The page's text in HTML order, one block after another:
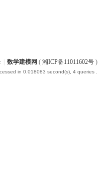
数学建模网 ( 湘ICP备11011602号)
in 0.018083 second(s), 4 queries .